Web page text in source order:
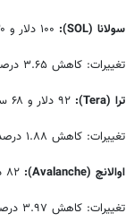
سولانا (SOL)
:
تغییرات: کاهش ۳.۶۵ درصدی
ترا (Tera)
:
تغییرات: کاهش ۱.۸۸ درصدی
اوالانچ (Avalanche)
:
تغییرات: کاهش ۳.۹۷ درصدی